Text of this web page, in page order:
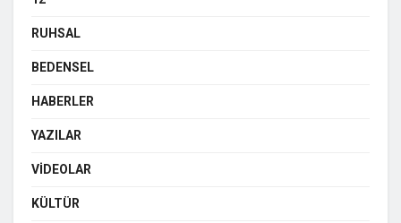
RUHSAL
BEDENSEL
HABERLER
YAZILAR
VIDEOLAR
KÜLTÜR